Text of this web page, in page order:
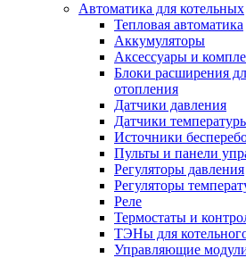
Автоматика для котельных
Тепловая автоматика
Аккумуляторы
Аксессуары и
Блоки расширения
отопления
Датчики давления
Датчики
Источники
Пульты и панели
Регуляторы давления
Регуляторы
Реле
Термостаты и
ТЭНы для
Управляющие